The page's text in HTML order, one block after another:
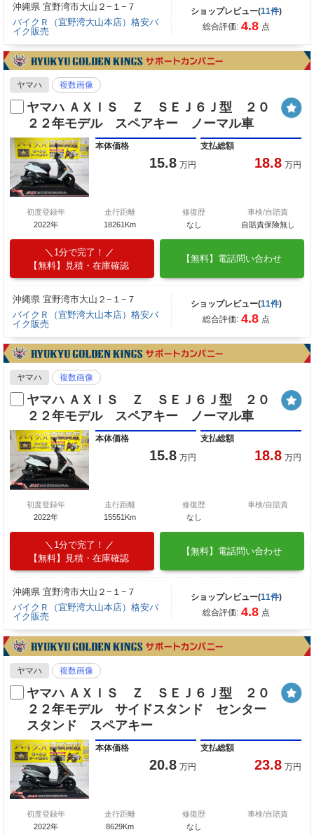
沖縄県 宜野湾市大山２−１−７
バイクＲ（宜野湾大山本店）格安バ
イク販売
ショップレビュー(11件)
総合評価: 4.8 点
ヤマハ 複数画像
ヤマハ ＡＸＩＳ Ｚ ＳＥＪ６Ｊ型 ２０
２２年モデル スペアキー ノーマル車
本体価格
15.8 万円
支払総額
18.8 万円
初度登録年
2022年
走行距離
18261Km
修復歴
なし
車検/自賠責
自賠責保険無し
1分で完了！
【無料】見積・在庫確認
【無料】電話問い合わせ
沖縄県 宜野湾市大山２−１−７
バイクＲ（宜野湾大山本店）格安バ
イク販売
ショップレビュー(11件)
総合評価: 4.8 点
ヤマハ 複数画像
ヤマハ ＡＸＩＳ Ｚ ＳＥＪ６Ｊ型 ２０
２２年モデル スペアキー ノーマル車
本体価格
15.8 万円
支払総額
18.8 万円
初度登録年
2022年
走行距離
15551Km
修復歴
なし
車検/自賠責
1分で完了！
【無料】見積・在庫確認
【無料】電話問い合わせ
沖縄県 宜野湾市大山２−１−７
バイクＲ（宜野湾大山本店）格安バ
イク販売
ショップレビュー(11件)
総合評価: 4.8 点
ヤマハ 複数画像
ヤマハ ＡＸＩＳ Ｚ ＳＥＪ６Ｊ型 ２０
２２年モデル サイドスタンド センター
スタンド スペアキー
本体価格
20.8 万円
支払総額
23.8 万円
初度登録年
2022年
走行距離
8629Km
修復歴
なし
車検/自賠責